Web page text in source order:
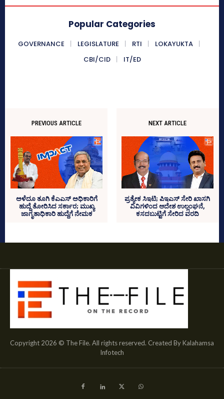
Popular Categories
GOVERNANCE LEGISLATURE RTI
LOKAYUKTA
CBI/CID
IT/ED
PREVIOUS ARTICLE
ಅಳೆದೂ ತೂಗಿ ಕೆಎಎಸ್‌ ಅಧಿಕಾರಿಗೆ
ಹುದ್ದೆ ತೋರಿಸಿದ ಸರ್ಕಾರ; ಮುಖ್ಯ
ಜಾಗೃತಾಧಿಕಾರಿ ಹುದ್ದೆಗೆ ನೇಮಕ
NEXT ARTICLE
ಪ್ರತ್ಯೇಕ ಸಿಇಟಿ; ಪಿಇಎಸ್‌ ಸೇರಿ ಖಾಸಗಿ
ವಿವಿಗಳಿಂದ ಆದೇಶ ಉಲ್ಲಂಘನೆ,
ಕಸದಬುಟ್ಟಿಗೆ ಸೇರಿದ ವರದಿ
Copyright 2026 © The File. All rights reserved. Created By Kalahamsa
Infotech